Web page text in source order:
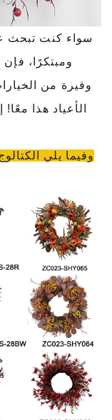
سواء كنت تبحث
وفيرة من
الأعياد هذا
وفيما يلي